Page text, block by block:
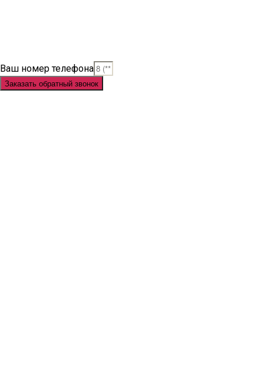
Ваш номер телефона
Заказать обратный звонок